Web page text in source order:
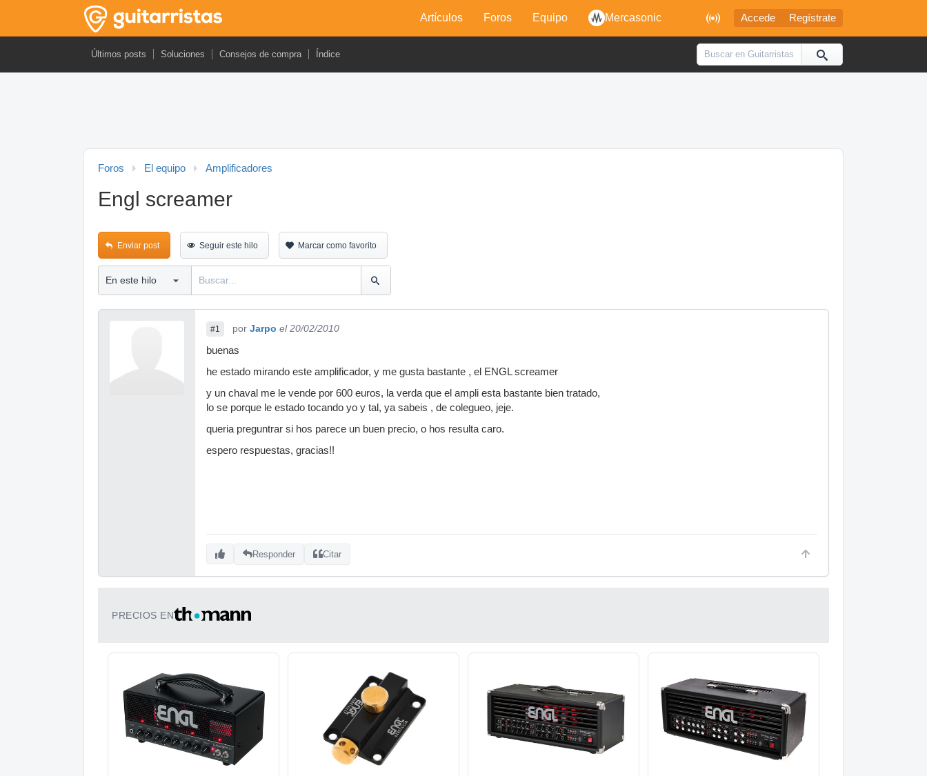
 Accede Regístrate
Artículos Foros Equipo Mercasonic
Últimos posts Soluciones Consejos de compra Índice
Foros El equipo Amplificadores
Engl screamer
Enviar post Seguir este hilo Marcar como favorito
#1 por Jarpo el 20/02/2010
buenas
he estado mirando este amplificador, y me gusta bastante , el ENGL screamer
y un chaval me le vende por 600 euros, la verda que el ampli esta bastante bien tratado,
lo se porque le estado tocando yo y tal, ya sabeis , de colegueo, jeje.
queria preguntrar si hos parece un buen precio, o hos resulta caro.
espero respuestas, gracias!!
Responder Citar
PRECIOS EN